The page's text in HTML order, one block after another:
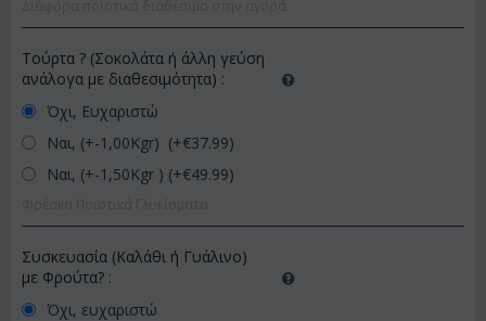
Τούρτα ? (Σοκολάτα ή άλλη γεύση
ανάλογα με διαθεσιμότητα) :
Όχι, Ευχαριστώ
Ναι, (+-1,00Kgr) (+€37.99)
Ναι, (+-1,50Kgr ) (+€49.99)
Συσκευασία (Καλάθι ή Γυάλινο)
με Φρούτα? :
Όχι, ευχαριστώ